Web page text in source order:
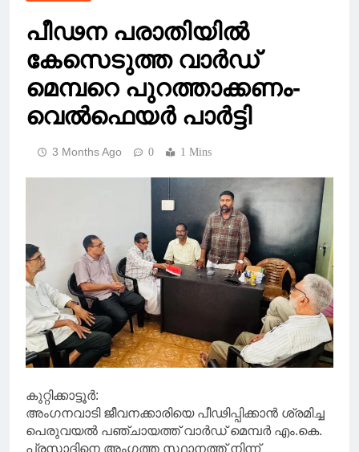
പീഢന പരാതിയിൽ
കേസെടുത്ത വാർഡ്
മെമ്പറെ പുറത്താക്കണം-
വെൽഫെയർ പാർട്ടി
3 Months Ago 0 1 Mins
കുറ്റിക്കാട്ടൂർ:
അംഗനവാടി ജീവനക്കാരിയെ പീഢിപ്പിക്കാൻ ശ്രമിച്ച
പെരുവയൽ പഞ്ചായത്ത് വാർഡ് മെമ്പർ എം.കെ.
പ്രസാദിനെ അംഗത്ത സ്ഥാനത്ത് നിന്ന്